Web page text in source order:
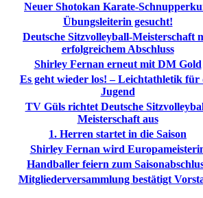
Neuer Shotokan Karate-
Übungsleiterin gesucht!
Deutsche Sitzvolleyball-Meisterschaft
erfolgreichem Abschluss
Shirley Fernan erneut mit DM Gold
Es geht wieder los! – Leichtathletik für
Jugend
TV Güls richtet Deutsche
Meisterschaft aus
1. Herren startet in die Saison
Shirley Fernan wird
Handballer feiern zum
Mitgliederversammlung bestätigt